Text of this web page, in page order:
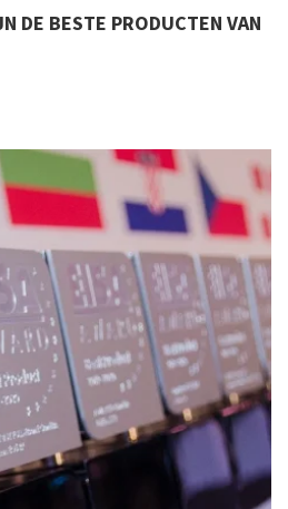
DE BESTE PRODUCTEN VAN